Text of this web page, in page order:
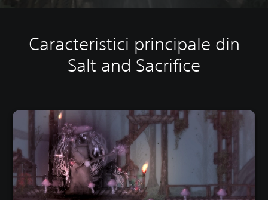
Caracteristici principale din
Salt and Sacrifice